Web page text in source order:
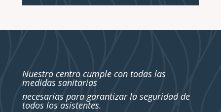
Nuestro centro cumple con todas las
medidas sanitarias
necesarias para garantizar la seguridad de
todos los asistentes.